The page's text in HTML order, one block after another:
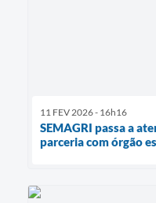
11 FEV 2026 - 16h16
SEMAGRI passa a
parceria com órgão